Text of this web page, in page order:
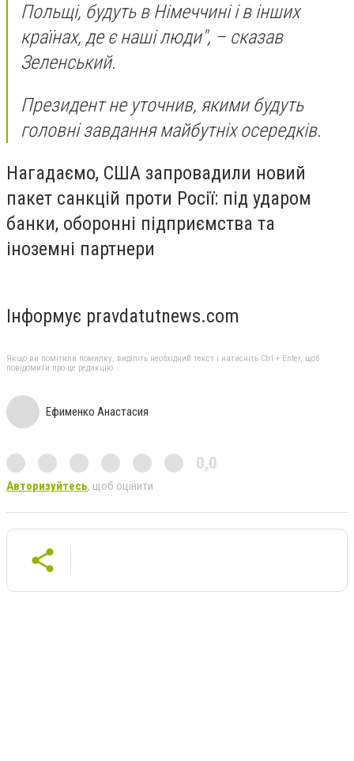
Польщі, будуть в Німеччині і в інших
країнах, де є наші люди", – сказав
Зеленський.
Президент не уточнив, якими будуть
головні завдання майбутніх осередків.
Нагадаємо, США запровадили новий
пакет санкцій проти Росії: під ударом
банки, оборонні підприємства та
іноземні партнери
Інформує pravdatutnews.com
Якщо ви помітили помилку, виділіть необхідний текст і натисніть Ctrl + Enter, щоб
повідомити про це редакцію
Ефименко Анастасия
0,0
Авторизуйтесь, щоб оцінити